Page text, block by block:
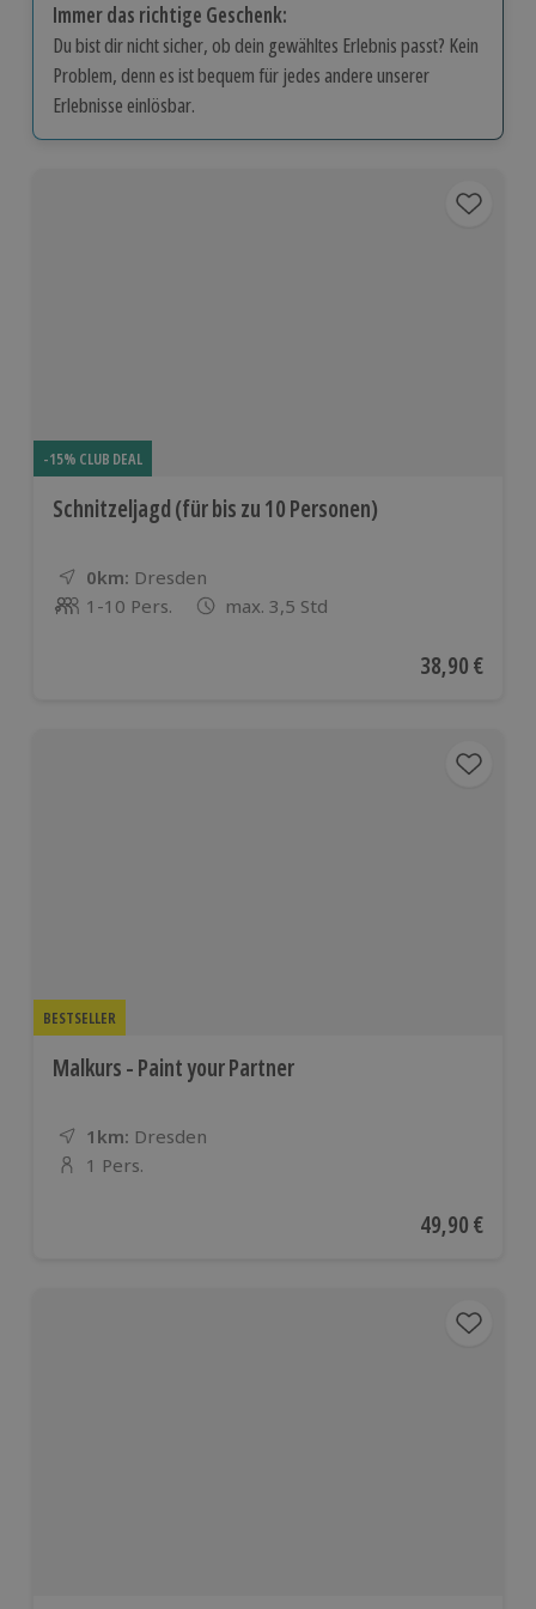
Immer das richtige Geschenk:
Du bist dir nicht sicher, ob dein gewähltes Erlebnis passt? Kein
Problem, denn es ist bequem für jedes andere unserer
Erlebnisse einlösbar.
-15% CLUB DEAL
Schnitzeljagd (für bis zu 10 Personen)
0km: Entfernung
Standort
Dresden
Anzahl der Teilnehmer
1-10 Pers. max. 3,5 Std
Aktueller
38,90 €
BESTSELLER
Malkurs - Paint your Partner
1km: Entfernung
Standort
Dresden
Anzahl der Teilnehmer
1 Pers.
Aktueller
49,90 €